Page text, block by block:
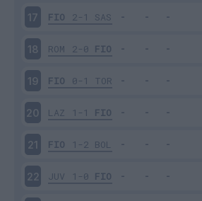
17 FIO 2-1 SAS
18 ROM 2-0 FIO
19 FIO 0-1 TOR
20 LAZ 1-1 FIO
21 FIO 1-2 BOL
22 JUV 1-0 FIO